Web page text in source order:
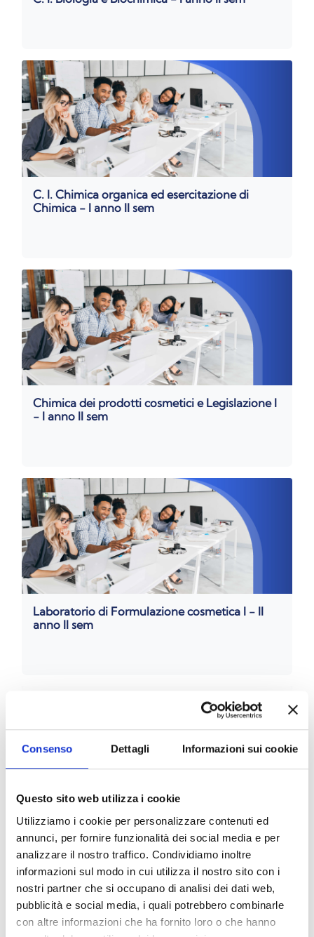
Consenso Dettagli Informazioni sui cookie
Questo sito web utilizza i cookie
Utilizziamo i cookie per personalizzare contenuti ed
annunci, per fornire funzionalità dei social media e per
analizzare il nostro traffico. Condividiamo inoltre
informazioni sul modo in cui utilizza il nostro sito con i
nostri partner che si occupano di analisi dei dati web,
pubblicità e social media, i quali potrebbero combinarle
con altre informazioni che ha fornito loro o che hanno
C. I. Chimica organica ed esercitazione di
Chimica - I anno II sem
Chimica dei prodotti cosmetici e Legislazione I
- I anno II sem
Laboratorio di Formulazione cosmetica I - II
anno II sem
Patologia generale - II anno II sem